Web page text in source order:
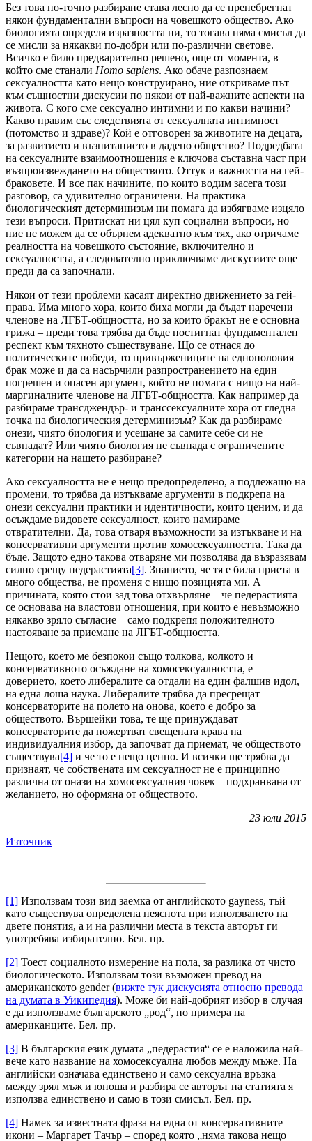
Без това по-точно разбиране става лесно да се пренебрегнат
някои фундаментални въпроси на човешкото общество. Ако
биологията определя изразността ни, то тогава няма смисъл да
се мисли за някакви по-добри или по-различни светове.
Всичко е било предварително решено, още от момента, в
който сме станали Homo sapiens. Ако обаче разпознаем
сексуалността като нещо конструирано, ние откриваме път
към същностни дискусии по някои от най-важните аспекти на
живота. С кого сме сексуално интимни и по какви начини?
Какво правим със следствията от сексуалната интимност
(потомство и здраве)? Кой е отговорен за животите на децата,
за развитието и възпитанието в дадено общество? Подредбата
на сексуалните взаимоотношения е ключова съставна част при
възпроизвеждането на обществото. Оттук и важността на гей-
браковете. И все пак начините, по които водим засега този
разговор, са удивително ограничени. На практика
биологическият детерминизъм ни помага да избягваме изцяло
тези въпроси. Притискат ни цял куп социални въпроси, но
ние не можем да се обърнем адекватно към тях, ако отричаме
реалността на човешкото състояние, включително и
сексуалността, а следователно приключваме дискусиите още
преди да са започнали.
Някои от тези проблеми касаят директно движението за гей-
права. Има много хора, които биха могли да бъдат наречени
членове на ЛГБТ-общността, но за които бракът не е основна
грижа – преди това трябва да бъде постигнат фундаментален
респект към тяхното съществуване. Що се отнася до
политическите победи, то привържениците на еднополовия
брак може и да са насърчили разпространението на един
погрешен и опасен аргумент, който не помага с нищо на най-
маргиналните членове на ЛГБТ-общността. Как например да
разбираме трансджендър- и транссексуалните хора от гледна
точка на биологическия детерминизъм? Как да разбираме
онези, чиято биология и усещане за самите себе си не
съвпадат? Или чиято биология не съвпада с ограничените
категории на нашето разбиране?
Ако сексуалността не е нещо предопределено, а подлежащо на
промени, то трябва да изтъкваме аргументи в подкрепа на
онези сексуални практики и идентичности, които ценим, и да
осъждаме видовете сексуалност, които намираме
отвратителни. Да, това отваря възможности за изтъкване и на
консервативни аргументи против хомосексуалността. Така да
бъде. Защото едно такова отваряне ми позволява да възразявам
силно срещу педерастията[3]. Знанието, че тя е била приета в
много общества, не променя с нищо позицията ми. А
причината, която стои зад това отхвърляне – че педерастията
се основава на властови отношения, при които е невъзможно
някакво зряло съгласие – само подкрепя положителното
настояване за приемане на ЛГБТ-общността.
Нещото, което ме безпокои също толкова, колкото и
консервативното осъждане на хомосексуалността, е
доверието, което либералите са отдали на един фалшив идол,
на една лоша наука. Либералите трябва да пресрещат
консерваторите на полето на онова, което е добро за
обществото. Вършейки това, те ще принуждават
консерваторите да пожертват свещената крава на
индивидуалния избор, да започват да приемат, че обществото
съществува[4] и че то е нещо ценно. И всички ще трябва да
признаят, че собствената им сексуалност не е принципно
различна от онази на хомосексуалния човек – подхранвана от
желанието, но оформяна от обществото.
23 юли 2015
Източник
[1] Използвам този вид заемка от английското gayness, тъй
като съществува определена неяснота при използването на
двете понятия, а и на различни места в текста авторът ги
употребява избирателно. Бел. пр.
[2] Тоест социалното измерение на пола, за разлика от чисто
биологическото. Използвам този възможен превод на
американското gender (вижте тук дискусията относно превода
на думата в Уикипедия). Може би най-добрият избор в случая
е да използваме българското „род“, по примера на
американците. Бел. пр.
[3] В българския език думата „педерастия“ се е наложила най-
вече като название на хомосексуална любов между мъже. На
английски означава единствено и само сексуална връзка
между зрял мъж и юноша и разбира се авторът на статията я
използва единствено и само в този смисъл. Бел. пр.
[4] Намек за известната фраза на една от консервативните
икони – Маргарет Тачър – според която „няма такова нещо